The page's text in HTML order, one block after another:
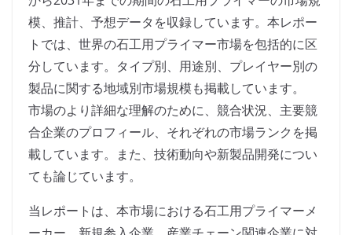
模、推計、予想データを収録しています。本レポー
トでは、世界の石工用プライマー市場を包括的に区
分しています。タイプ別、用途別、プレイヤー別の
製品に関する地域別市場規模も掲載しています。
市場のより詳細な理解のために、競合状況、主要競
合企業のプロフィール、それぞれの市場ランクを掲
載しています。また、技術動向や新製品開発につい
ても論じています。
当レポートは、本市場における石工用プライマーメ